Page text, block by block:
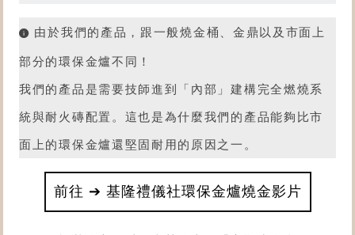
由於我們的產品，跟一般燒金桶、金鼎以及市面上
部分的環保金爐不同！
我們的產品是需要技師進到「內部」建構完全燃燒系
統與耐火磚配置。這也是為什麼我們的產品能夠比市
面上的環保金爐還堅固耐用的原因之一。
前往 ➔ 基隆禮儀社環保金爐燒金影片